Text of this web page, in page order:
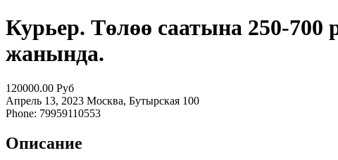
Курьер. Төлөө саатына 250-
жанында.
120000.00 Руб
Апрель 13, 2023 Москва, Бутырская 100
Phone: 79959110553
Описание